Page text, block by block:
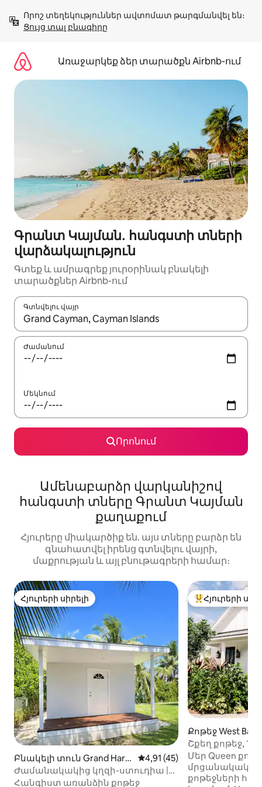
բովանդակությանը
Ցույց տալ բնագիրը
Առաջարկեք ձեր տարածքն Airbnb-ում
Գրանտ Կայման․ հանգստի տների
վարձակալություն
Գտեք և ամրագրեք յուրօրինակ բնակելի
տարածքներ Airbnb-ում
Գտնվելու վայր
Երբ արդյունքները հասանելի լինեն, սլաքների
Ժամանում
Մեկնում
Որոնում
Ամենաբարձր վարկանիշով
հանգստի տները Գրանտ Կայման
քաղաքում
Հյուրերը միակարծիք են. այս տները բարձր են
գնահատվել իրենց գտնվելու վայրի,
մաքրության և այլ բնութագրերի համար։
Հյուրերի սիրելի
Հյուրերի սիրելի
Բնակելի տուն Grand Harb
our-ում
Միջին վարկանիշը՝ 5-ից
4,91 (45)
Ժամանակակից կղզի-ստուդիա |
Խաղաղ պարտեզի թաքստոց
Հանգիստ առանձին քոթեջ
Հյուրերի
Հյուրերի
Քոթեջ West Bay-
Շքեղ քոթեջ,
լողավազան+7
Մեր Queen
մրցանակակիր
քոթեջների